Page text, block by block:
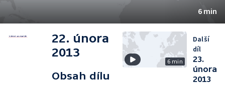
6 min
22. února
2013
Obsah dílu
6 min
Další
díl
23.
února
2013